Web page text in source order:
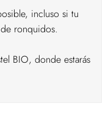
incluso si tu
ronquidos.
BIO, donde estarás